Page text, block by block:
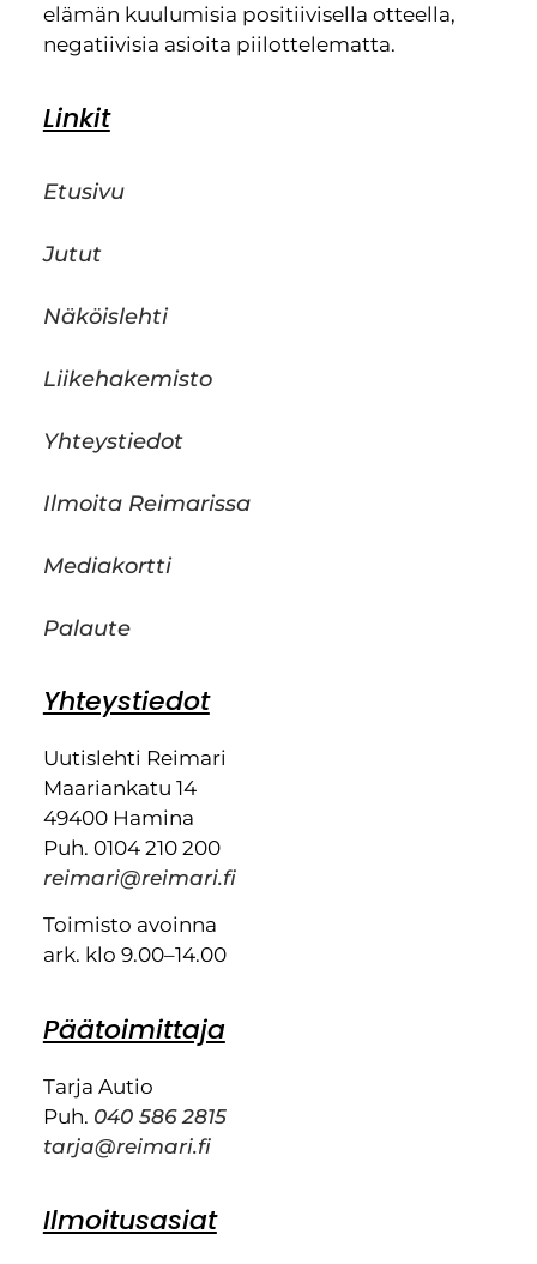
elämän kuulumisia positiivisella otteella,
negatiivisia asioita piilottelematta.
Linkit
Etusivu
Jutut
Näköislehti
Liikehakemisto
Yhteystiedot
Ilmoita Reimarissa
Mediakortti
Palaute
Yhteystiedot
Uutislehti Reimari
Maariankatu 14
49400 Hamina
Puh. 0104 210 200
reimari@reimari.fi
Toimisto avoinna
ark. klo 9.00–14.00
Päätoimittaja
Tarja Autio
Puh. 040 586 2815
tarja@reimari.fi
Ilmoitusasiat